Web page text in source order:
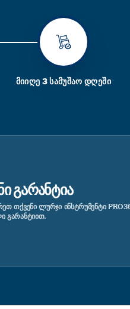
ᲛᲘᲘᲦᲔ 3 ᲡᲐᲛᲣᲨᲐᲝ ᲓᲦᲔᲨᲘ
ᲒᲐᲠᲐᲜᲢᲘᲐ
ᲗᲥᲕᲔᲜᲘ ᲚᲣᲠᲯᲘ ᲘᲜᲡᲢᲠᲣᲛᲔᲜᲢᲘ
ᲒᲐᲠᲐᲜᲢᲘᲘᲗ.